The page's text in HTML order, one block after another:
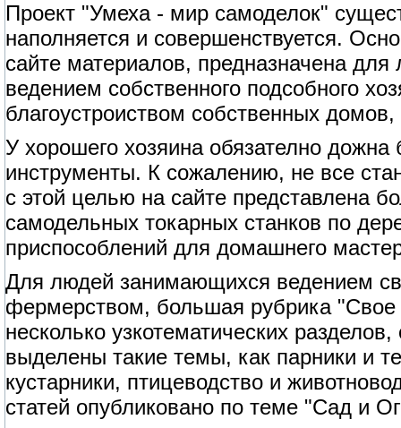
Проект "Умеха - мир самоделок"
наполняется и совершенствуется.
сайте материалов, предназначена
ведением собственного подсобного
благоустроиством собственных
У хорошего хозяина обязателно
инструменты. К сожалению, не все
с этой целью на сайте представлена
самодельных токарных станков по
приспособлений для домашнего
Для людей занимающихся ведением
фермерством, большая рубрика "Свое
несколько узкотематических
выделены такие темы, как парники и
кустарники, птицеводство и
статей опубликовано по теме "Сад и